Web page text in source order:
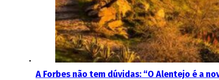
A Forbes não tem dúvidas: “O Alentejo é a